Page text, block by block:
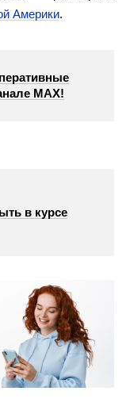
Америки.
МАХ!
в курсе